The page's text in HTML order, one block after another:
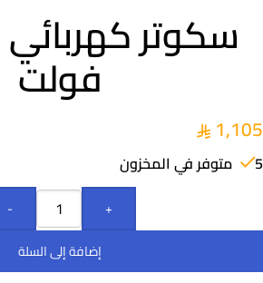
فولت
1,105
5 متوفر في المخزون
-
+
إضافة إلى السلة